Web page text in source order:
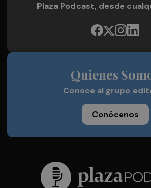
Plaza Podcast, desde
Quienes
Conoce al grupo
Conócenos